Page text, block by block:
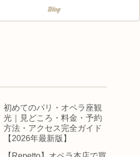
初めてのパリ・オペラ座観
光｜見どころ・料金・予約
方法・アクセス完全ガイド
【2026年最新版】